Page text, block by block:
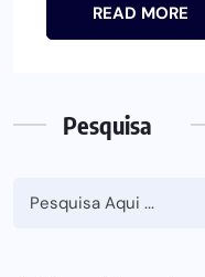
READ MORE
Pesquisa